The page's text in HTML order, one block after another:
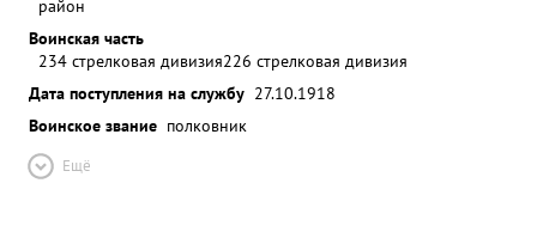
район
Воинская часть
234 стрелковая дивизия226 стрелковая дивизия
Дата поступления на службу 27.10.1918
Воинское звание полковник
Ещё